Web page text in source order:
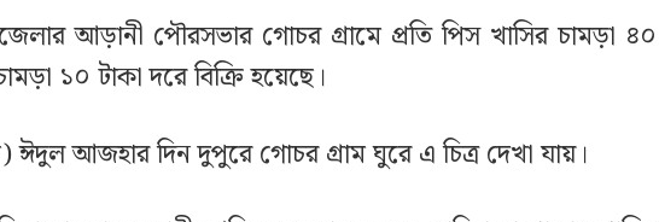
আড়ানী পৌরসভার গোচর গ্রামে প্রতি পিস খাসির চামড়া ৪০
১০ টাকা দরে বিক্রি হয়েছে।
ঈদুল আজহার দিন দুপুরে গোচর গ্রাম ঘুরে এ চিত্র দেখা যায়।